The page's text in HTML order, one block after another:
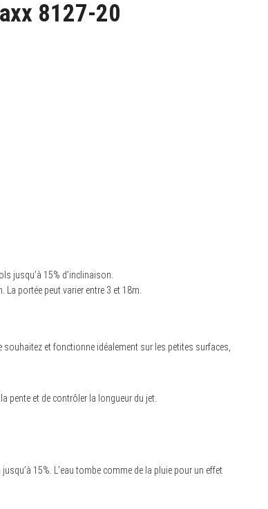
8127-20
jusqu’à 15% d’inclinaison.
La portée peut varier entre 3 et 18m.
et fonctionne idéalement sur les petites surfaces,
pente et de contrôler la longueur du jet.
15%. L’eau tombe comme de la pluie pour un effet